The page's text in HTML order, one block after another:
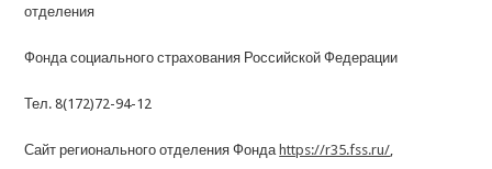
отделения
Фонда социального страхования Российской Федерации
Тел. 8(172)72-94-12
Сайт регионального отделения Фонда https://r35.fss.ru/,